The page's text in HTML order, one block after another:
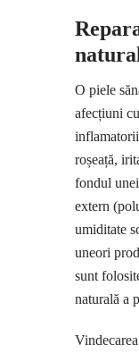
O piele
afecțiuni
inflamatorii
roșeață,
fondul
extern
umiditate
uneori
sunt
naturală a